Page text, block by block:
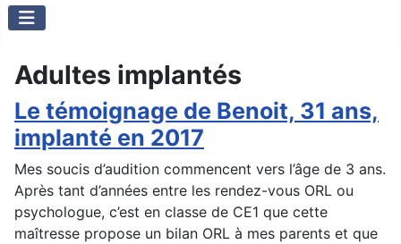
Adultes implantés
Le témoignage de Benoit, 31 ans,
implanté en 2017
Mes soucis d’audition commencent vers l’âge de 3 ans.
Après tant d’années entre les rendez-vous ORL ou
psychologue, c’est en classe de CE1 que cette
maîtresse propose un bilan ORL à mes parents et que